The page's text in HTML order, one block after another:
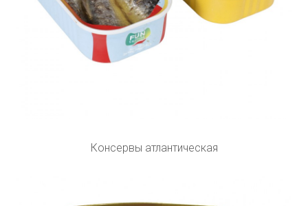
Консервы атлантическая